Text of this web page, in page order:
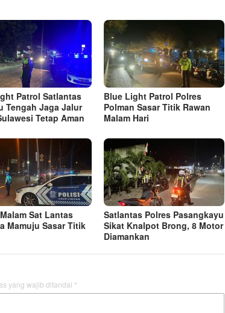
Patrol Satlantas
Tengah Jaga Jalur
Tetap Aman
Blue Light Patrol Polres
Polman Sasar Titik Rawan
Malam Hari
Sat Lantas
Mamuju Sasar Titik
Satlantas Polres Pasangkayu
Sikat Knalpot Brong, 8 Motor
Diamankan
yang wajib ditandai *